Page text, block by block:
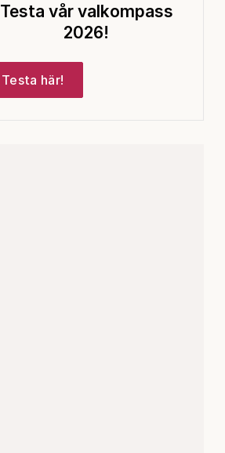
Testa vår valkompass
2026!
Testa här!